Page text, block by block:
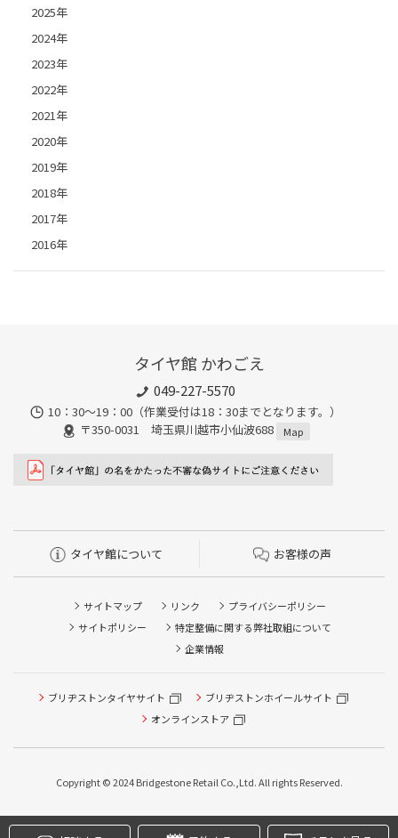
2025年
2024年
2023年
2022年
2021年
2020年
2019年
2018年
2017年
2016年
タイヤ館 かわごえ
049-227-5570
10：30～19：00（作業受付は18：30までとなります。）
〒350-0031 埼玉県川越市小仙波688
Map
タイヤ館について お客様の声
サイトマップ リンク
プライバシーポリシー
サイトポリシー
特定整備に関する弊社取組について
企業情報
ブリヂストンタイヤサイト
ブリヂストンホイールサイト
オンラインストア
Copyright © 2024 Bridgestone Retail Co.,Ltd. All rights Reserved.
タイヤ点検・安全点検/タイヤ履き替え/オイル交換/その他
ピット作業の予約
本日のタイヤ履き替え順番待ち予約 ※クローク契約会員の